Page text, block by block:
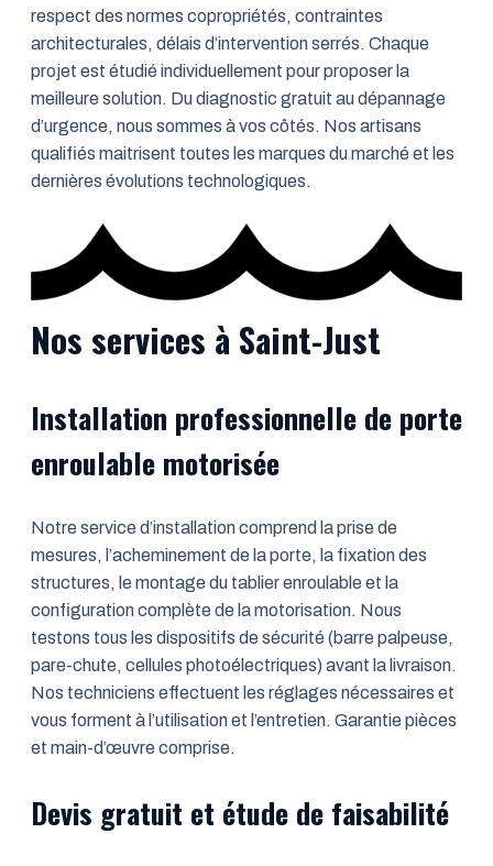
respect des normes copropriétés, contraintes
architecturales, délais d’intervention serrés. Chaque
projet est étudié individuellement pour proposer la
meilleure solution. Du diagnostic gratuit au dépannage
d’urgence, nous sommes à vos côtés. Nos artisans
qualifiés maitrisent toutes les marques du marché et les
dernières évolutions technologiques.
Nos services à Saint-Just
Installation professionnelle de porte
enroulable motorisée
Notre service d’installation comprend la prise de
mesures, l’acheminement de la porte, la fixation des
structures, le montage du tablier enroulable et la
configuration complète de la motorisation. Nous
testons tous les dispositifs de sécurité (barre palpeuse,
pare-chute, cellules photoélectriques) avant la livraison.
Nos techniciens effectuent les réglages nécessaires et
vous forment à l’utilisation et l’entretien. Garantie pièces
et main-d’œuvre comprise.
Devis gratuit et étude de faisabilité